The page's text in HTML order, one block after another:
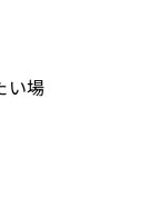
い場